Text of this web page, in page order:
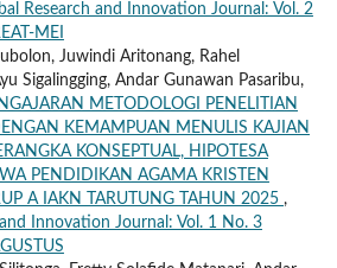
Research and Innovation Journal: Vol. 2
MEI
Juwindi Aritonang, Rahel
Sigalingging, Andar Gunawan Pasaribu,
METODOLOGI PENELITIAN
KEMAMPUAN MENULIS KAJIAN
KONSEPTUAL, HIPOTESA
PENDIDIKAN AGAMA KRISTEN
A IAKN TARUTUNG TAHUN 2025 ,
Innovation Journal: Vol. 1 No. 3